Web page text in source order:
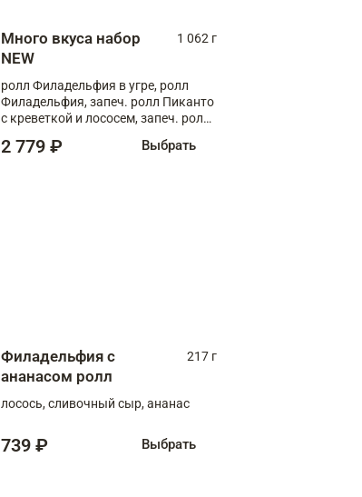
Много вкуса набор
NEW
1 062 г
ролл Филадельфия в угре, ролл
Филадельфия, запеч. ролл Пиканто
с креветкой и лососем, запеч. ролл
2 779 ₽ Выбрать
Филадельфия с
ананасом ролл
217 г
лосось, сливочный сыр, ананас
739 ₽ Выбрать